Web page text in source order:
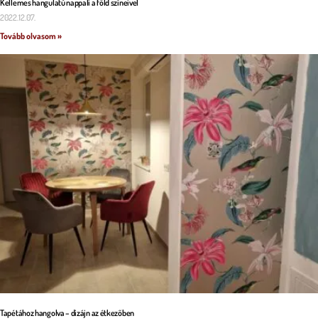
Kellemes hangulatú nappali a föld színeivel
2022.12.07.
Tovább olvasom »
Tapétához hangolva – dizájn az étkezőben